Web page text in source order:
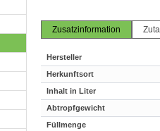
Zusatzinformation
Hersteller
Herkunftsort
Inhalt in Liter
Abtropfgewicht
Füllmenge